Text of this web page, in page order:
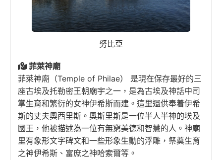
努比亞
菲萊神廟
菲萊神廟（Temple of Philae） 是現在保存最好的三
座古埃及托勒密王朝廟宇之一，是為古埃及神話中司
掌生育和繁衍的女神伊希斯而建。這里還供奉着伊希
斯的丈夫奧西里斯。奧斯里斯是一位半人半神的埃及
國王，他被描述為一位有無窮美德和智慧的人。神廟
里有象形文字碑文和一些形象生動的浮雕，祭奠生育
之神伊希斯、富庶之神哈索爾等。